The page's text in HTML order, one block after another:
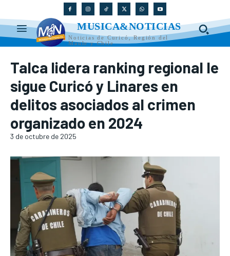
MUSICA&NOTICIAS
Noticias de Curicó, Región del
Maule y Chile
Talca lidera ranking regional le
sigue Curicó y Linares en
delitos asociados al crimen
organizado en 2024
3 de octubre de 2025